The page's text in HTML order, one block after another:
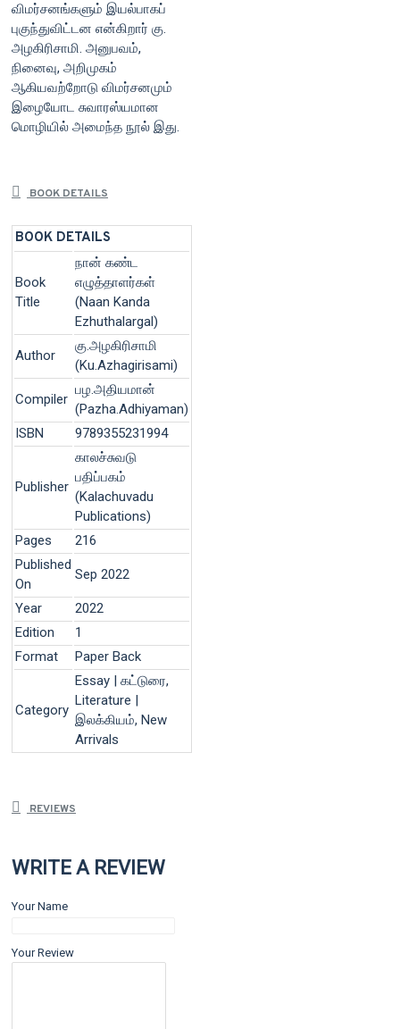
விமர்சனங்களும் இயல்பாகப்
புகுந்துவிட்டன என்கிறார் கு.
அழகிரிசாமி. அனுபவம்,
நினைவு, அறிமுகம்
ஆகியவற்றோடு விமர்சனமும்
இழையோட சுவாரஸ்யமான
மொழியில் அமைந்த நூல் இது.
BOOK DETAILS
BOOK DETAILS
Book
Title
நான் கண்ட
எழுத்தாளர்கள்
(Naan Kanda
Ezhuthalargal)
Author
கு.அழகிரிசாமி
(Ku.Azhagirisami)
Compiler
பழ.அதியமான்
(Pazha.Adhiyaman)
ISBN
9789355231994
Publisher
காலச்சுவடு
பதிப்பகம்
(Kalachuvadu
Publications)
Pages
216
Published
On
Sep 2022
Year
2022
Edition
1
Format
Paper Back
Category
Essay | கட்டுரை,
Literature |
இலக்கியம், New
Arrivals
REVIEWS
WRITE A REVIEW
Your Name
Your Review